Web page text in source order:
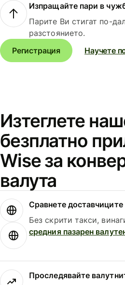
Изпращайте пари в
Парите Ви стигат по-
разстоянието.
Регистрация
Научете
Изтеглете
безплатно
Wise за
валута
Сравнете
Без скрити такси,
средния пазарен
Проследявайте